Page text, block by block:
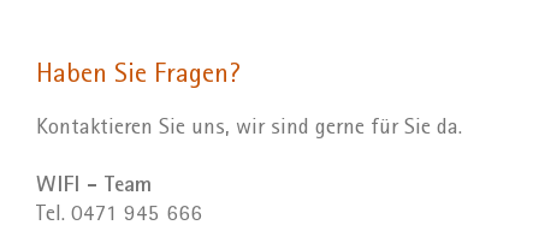
Haben Sie Fragen?
Kontaktieren Sie uns, wir sind gerne für Sie da.
WIFI - Team
Tel. 0471 945 666